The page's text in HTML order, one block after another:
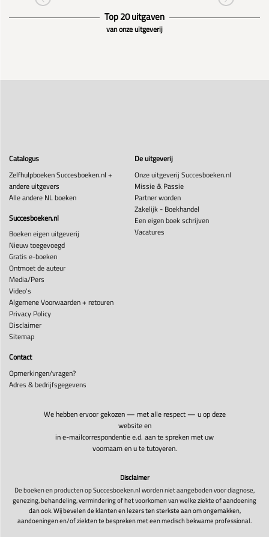
Top 20 uitgaven
van onze uitgeverij
Catalogus
Zelfhulpboeken Succesboeken.nl +
andere uitgevers
Alle andere NL boeken
Succesboeken.nl
Boeken eigen uitgeverij
Nieuw toegevoegd
Gratis e-boeken
Ontmoet de auteur
Media/Pers
Video's
Algemene Voorwaarden + retouren
Privacy Policy
Disclaimer
Sitemap
De uitgeverij
Onze uitgeverij Succesboeken.nl
Missie & Passie
Partner worden
Zakelijk - Boekhandel
Een eigen boek schrijven
Vacatures
Contact
Opmerkingen/vragen?
Adres & bedrijfsgegevens
We hebben ervoor gekozen — met alle respect — u op deze
website en
in e-mailcorrespondentie e.d. aan te spreken met uw
voornaam en u te tutoyeren.
Disclaimer
De boeken en producten op Succesboeken.nl worden niet aangeboden voor diagnose,
genezing, behandeling, vermindering of het voorkomen van welke ziekte of aandoening
dan ook. Wij bevelen de klanten en lezers ten sterkste aan om ongemakken,
aandoeningen en/of ziekten te bespreken met een medisch bekwame professional.